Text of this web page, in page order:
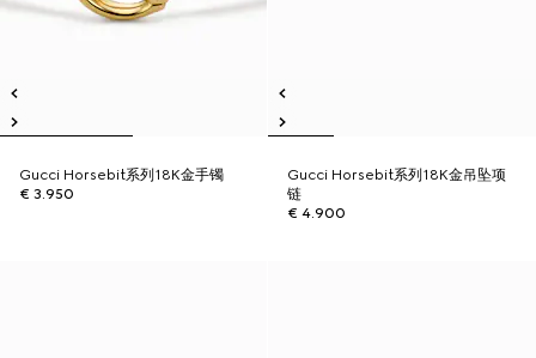
Gucci Horsebit系列18K金手镯
€ 3.950
Gucci Horsebit系列18K金吊坠项
链
€ 4.900